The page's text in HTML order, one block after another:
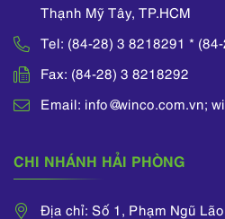
Thạnh Mỹ Tây, TP.HCM
Tel: (84-28) 3 8218291 *
Fax: (84-28) 3 8218292
Email: info@winco.com.vn;
CHI NHÁNH HẢI PHÒNG
Địa chỉ: Số 1, Phạm Ngũ Lão